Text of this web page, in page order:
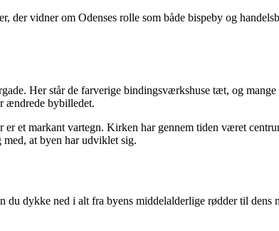
vidner om Odenses rolle som både bispeby og
Her står de farverige bindingsværkshuse tæt, og
ændrede bybilledet.
et markant vartegn. Kirken har gennem tiden været
med, at byen har udviklet sig.
dykke ned i alt fra byens middelalderlige rødder til